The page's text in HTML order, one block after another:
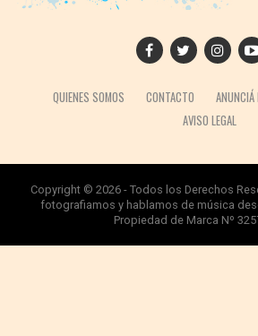
QUIENES SOMOS CONTACTO
ANUNCIÁ
AVISO LEGAL
Copyright © 2026 - Todos los Derechos
fotografiamos y hablamos de música
Propiedad de Marca Nº